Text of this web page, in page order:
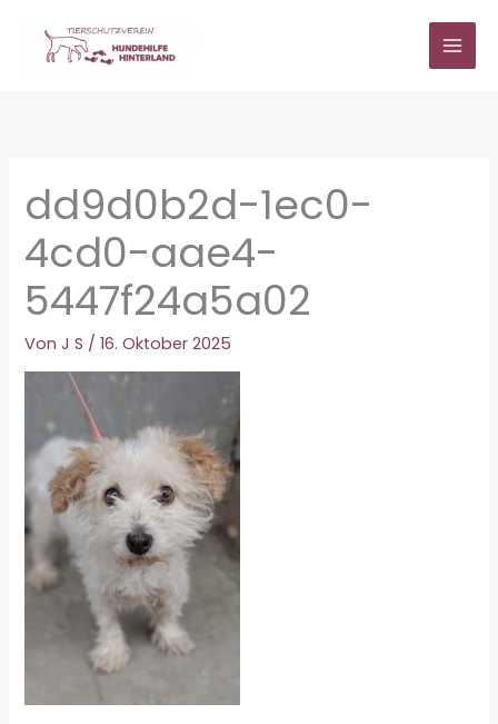
springen
dd9d0b2d-1ec0-
4cd0-aae4-
5447f24a5a02
VonJ S /16. Oktober 2025